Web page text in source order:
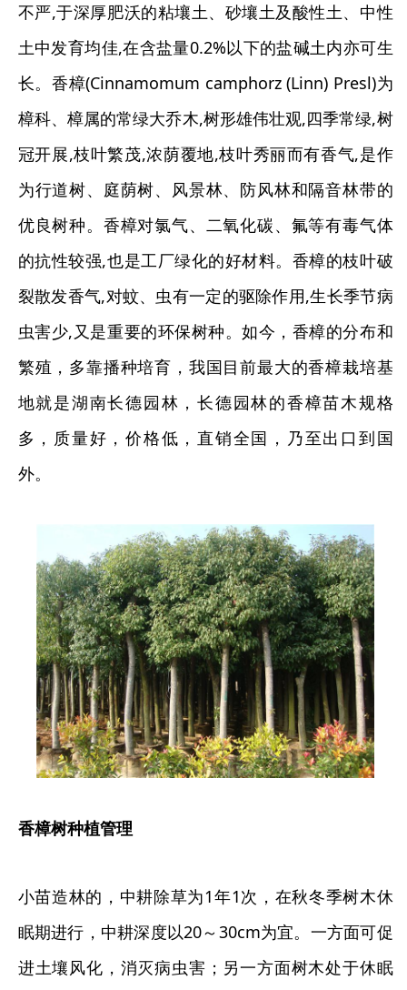
不严,于深厚肥沃的粘壤土、砂壤土及酸性土、中性
土中发育均佳,在含盐量0.2%以下的盐碱土内亦可生
长。香樟(Cinnamomum camphorz (Linn) Presl)为
樟科、樟属的常绿大乔木,树形雄伟壮观,四季常绿,树
冠开展,枝叶繁茂,浓荫覆地,枝叶秀丽而有香气,是作
为行道树、庭荫树、风景林、防风林和隔音林带的
优良树种。香樟对氯气、二氧化碳、氟等有毒气体
的抗性较强,也是工厂绿化的好材料。香樟的枝叶破
裂散发香气,对蚊、虫有一定的驱除作用,生长季节病
虫害少,又是重要的环保树种。如今，香樟的分布和
繁殖，多靠播种培育，我国目前最大的香樟栽培基
地就是湖南长德园林，长德园林的香樟苗木规格
多，质量好，价格低，直销全国，乃至出口到国
外。
香樟树种植管理
小苗造林的，中耕除草为1年1次，在秋冬季树木休
眠期进行，中耕深度以20～30cm为宜。一方面可促
进土壤风化，消灭病虫害；另一方面树木处于休眠